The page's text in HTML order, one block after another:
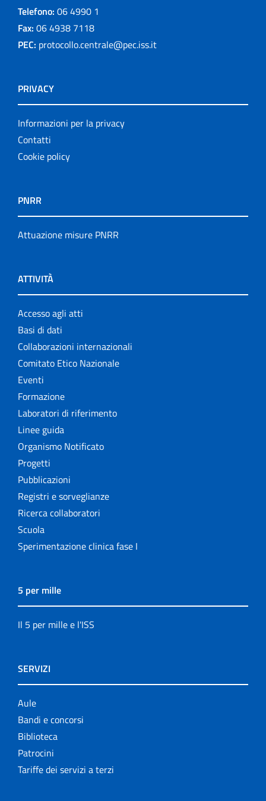
Telefono: 06 4990 1
Fax: 06 4938 7118
PEC: protocollo.centrale@pec.iss.it
PRIVACY
Informazioni per la privacy
Contatti
Cookie policy
PNRR
Attuazione misure PNRR
ATTIVITÀ
Accesso agli atti
Basi di dati
Collaborazioni internazionali
Comitato Etico Nazionale
Eventi
Formazione
Laboratori di riferimento
Linee guida
Organismo Notificato
Progetti
Pubblicazioni
Registri e sorveglianze
Ricerca collaboratori
Scuola
Sperimentazione clinica fase I
5 per mille
Il 5 per mille e l'ISS
SERVIZI
Aule
Bandi e concorsi
Biblioteca
Patrocini
Tariffe dei servizi a terzi